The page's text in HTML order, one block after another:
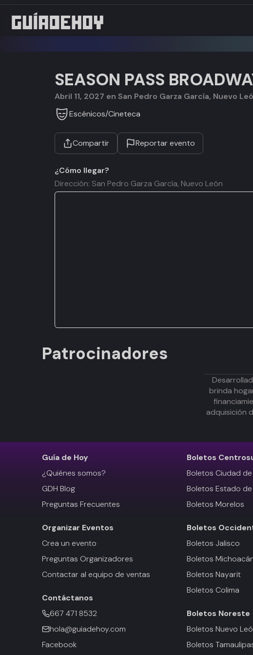
SEASON PASS
abril 11, 2027 en San Pedro Garza García, Nuevo
Escénicos/Cineteca
Compartir Reportar evento
¿Cómo llegar?
Dirección: San Pedro Garza García, Nuevo León
Patrocinadores
brinda
adquisición
Guía de Hoy
¿Quiénes somos?
GDH Blog
Preguntas Frecuentes
Organizar Eventos
Crea un evento
Preguntas Organizadores
Contactar al equipo de ventas
Contáctanos
667 471 8532
hola@guiadehoy.com
Facebook
Boletos
Boletos Ciudad
Boletos Estado
Boletos Morelos
Boletos
Boletos Jalisco
Boletos
Boletos Nayarit
Boletos Colima
Boletos Noreste
Boletos Nuevo
Boletos